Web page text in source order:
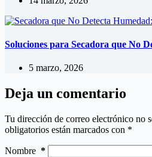
Soluciones para Secadora que No
5 marzo, 2026
Deja un comentario
Tu dirección de correo electrónico no
obligatorios están marcados con *
Nombre *